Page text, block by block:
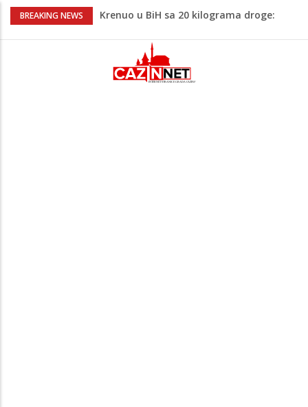
BREAKING NEWS
Krenuo u BiH sa 20 kilograma droge:
Juventus igra protiv Intera, Spaleti
razočarao navijače iz BiH
Užas: Uhapšen Italijan (45) kako